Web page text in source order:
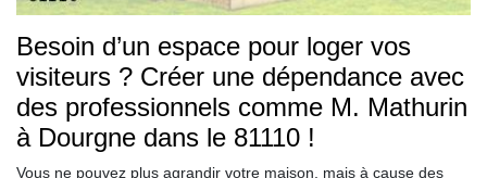
Besoin d’un espace pour loger vos
visiteurs ? Créer une dépendance avec
des professionnels comme M. Mathurin
à Dourgne dans le 81110 !
Vous ne pouvez plus agrandir votre maison, mais à cause des